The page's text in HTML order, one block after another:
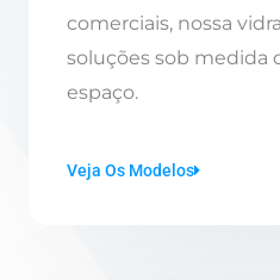
comerciais, nossa
soluções sob medida
espaço.
Veja Os Modelos